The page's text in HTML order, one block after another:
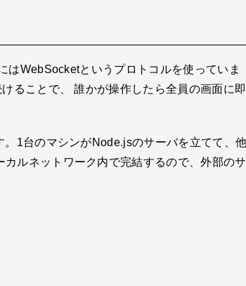
はWebSocketというプロトコルを使っていま
ることで、 誰かが操作したら全員の画面に即
1台のマシンがNode.jsのサーバを立てて、
ルネットワーク内で完結するので、外部のサ